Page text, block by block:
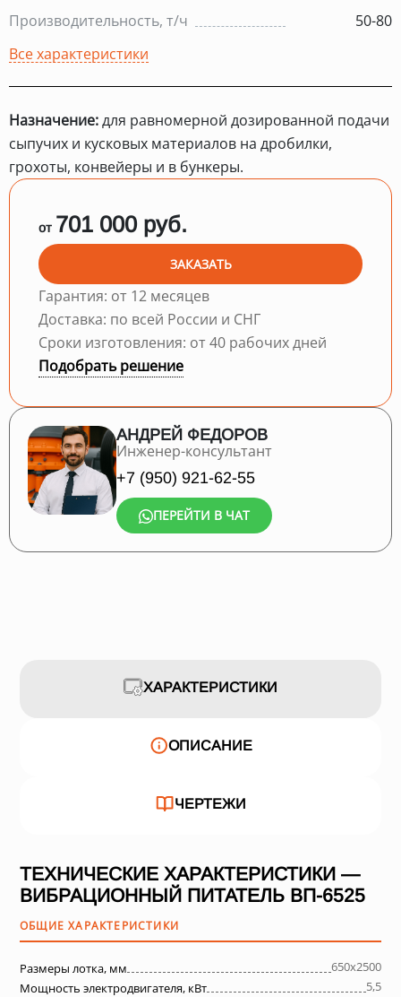
Производительность, т/ч
50-80
Все характеристики
Назначение:для равномерной дозированной подачи
сыпучих и кусковых материалов на дробилки,
грохоты, конвейеры и в бункеры.
от 701 000 руб.
ЗАКАЗАТЬ
Гарантия: от 12 месяцев
Доставка: по всей России и СНГ
Сроки изготовления: от 40 рабочих дней
Подобрать решение
АНДРЕЙ ФЕДОРОВ
Инженер-консультант
+7 (950) 921-62-55
ПЕРЕЙТИ В ЧАТ
ХАРАКТЕРИСТИКИ
ОПИСАНИЕ
ЧЕРТЕЖИ
ТЕХНИЧЕСКИЕ ХАРАКТЕРИСТИКИ —
ВИБРАЦИОННЫЙ ПИТАТЕЛЬ ВП-6525
ОБЩИЕ ХАРАКТЕРИСТИКИ
Размеры лотка, мм
650х2500
Мощность электродвигателя, кВт
5,5